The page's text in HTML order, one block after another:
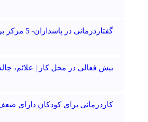
گفتاردرمانی در پاسداران- 5 مرکز برتر
بیش فعالی در محل کار | علائم،
کاردرمانی برای کودکان دارای